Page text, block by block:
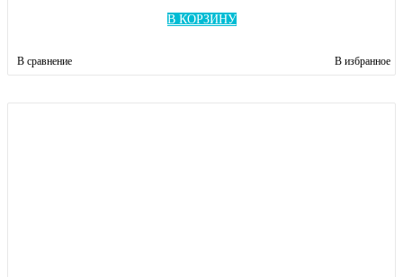
В КОРЗИНУ
В сравнение В избранное